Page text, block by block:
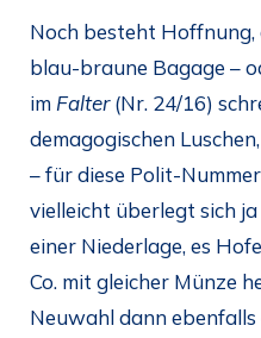
Noch besteht Hoffnung,
blau-braune Bagage –
im Falter(Nr. 24/16)
demagogischen
– für diese Polit-
vielleicht überlegt sich
einer Niederlage, es
Co. mit gleicher Münze
Neuwahl dann